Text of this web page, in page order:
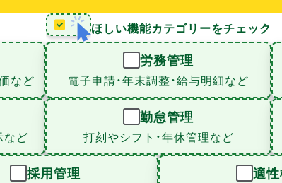
ほしい機能カテゴリーをチェック
など
労務管理
電子申請・年末調整・給与明細など
など
勤怠管理
打刻やシフト・年休管理など
採用管理 適